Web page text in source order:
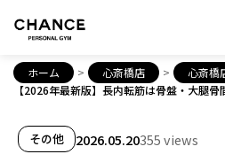
ホーム > 心斎橋店 > 心斎橋
【2026年最新版】長内転筋は骨盤・大腿
その他 2026.05.20355 views